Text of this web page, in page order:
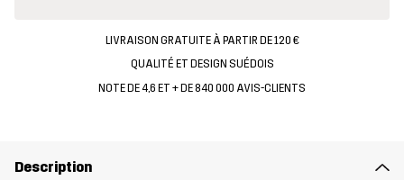
LIVRAISON GRATUITE À PARTIR DE 120 €
QUALITÉ ET DESIGN SUÉDOIS
NOTE DE 4,6 ET + DE 840 000 AVIS-CLIENTS
Description